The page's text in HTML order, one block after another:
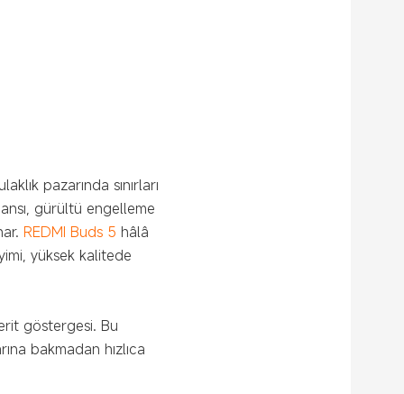
pazarında sınırları
gürültü engelleme
REDMI Buds 5 hâlâ
yüksek kalitede
göstergesi. Bu
bakmadan hızlıca